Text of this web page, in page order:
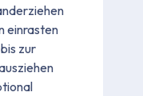
einrasten
zur